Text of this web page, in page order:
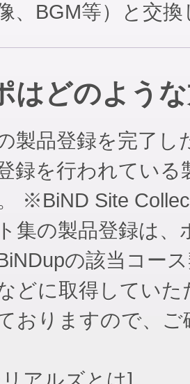
像、BGM等）と交
はどのよう
製品登録を完了
録を行われてい
※BiND Site
集の製品登録は
の該当コー
どに取得してい
おりますので、